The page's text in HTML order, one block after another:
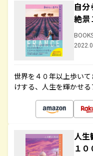
自
絶景
世界を４０年以上歩い
けする、人生を輝かせ
人生
１０